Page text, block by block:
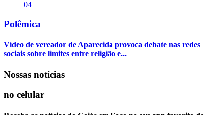
04
Polêmica
Vídeo de vereador de Aparecida provoca debate nas redes
sociais sobre limites entre religião e...
Nossas notícias
no celular